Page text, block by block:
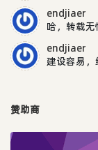
endjiaer
哈，转载
endjiaer
建设容易，
赞助商